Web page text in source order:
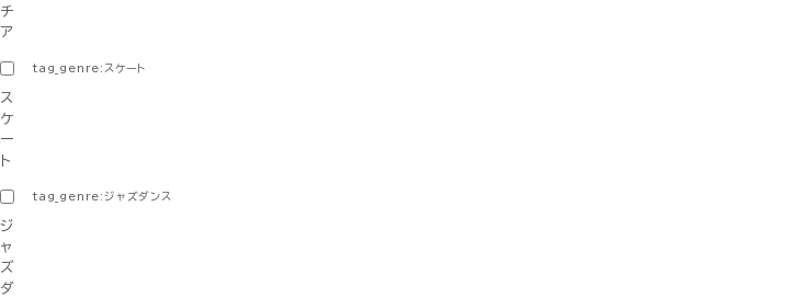
チ
ア
tag_genre:スケート
ス
ケ
ー
ト
tag_genre:ジャズダンス
ジ
ャ
ズ
ダ